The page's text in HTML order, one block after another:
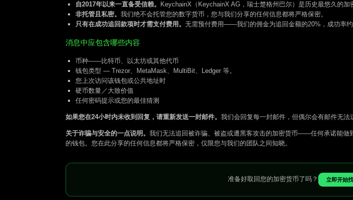
自2017年以来一直备受信赖。
KeychainX（KeychainX AG，瑞士楚格州巴尔）是历史最悠久的加
非托管且私密。 我们绝不会托管您的数字货币，您与我们分享的任何信息都将严格保密。
只有在成功追回款项时才需支付费用。 无需预付费用——我们的佣金为追回金额的20%，成功率约
消息中应包含哪些内容
币种——比特币、以太坊或其他代币
钱包类型 — Trezor、MetaMask、MultiBit、Ledger 等。
您上次访问该钱包或公共地址时
硬币数量／大致价值
任何密码提示或您的最佳猜测
如果您在24小时内未收到回复，请重新发送一封邮件。 我们会回复每一封邮件，但偶尔会有邮件无法
关于诈骗与安全的一点说明。 我们无法追回被诈骗、被盗或遭黑客攻击的加密货币——任何承诺能做
的钱包。您在此分享的任何信息都将严格保密，仅限您与我们的团队之间知晓。
准备好取回您的加密货币了吗？ 立即开始